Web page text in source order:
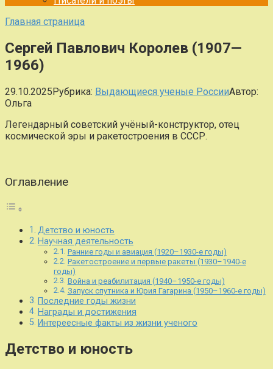
Главная страница
Сергей Павлович Королев (1907—
1966)
29.10.2025Рубрика: Выдающиеся ученые РоссииАвтор:
Ольга
Легендарный советский учёный-конструктор, отец
космической эры и ракетостроения в СССР.
Оглавление
Детство и юность
Научная деятельность
Ранние годы и авиация (1920–1930-е годы)
Ракетостроение и первые ракеты (1930–1940-е
годы)
Война и реабилитация (1940–1950-е годы)
Запуск спутника и Юрия Гагарина (1950–1960-е годы)
Последние годы жизни
Награды и достижения
Интереесные факты из жизни ученого
Детство и юность